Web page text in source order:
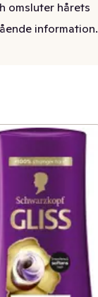
omsluter hårets
och
Gliss
Perfector har
hår. Utvecklat
som skyddar
omsluter hårets
och
Color
hår. 96% av
vatten).
information.